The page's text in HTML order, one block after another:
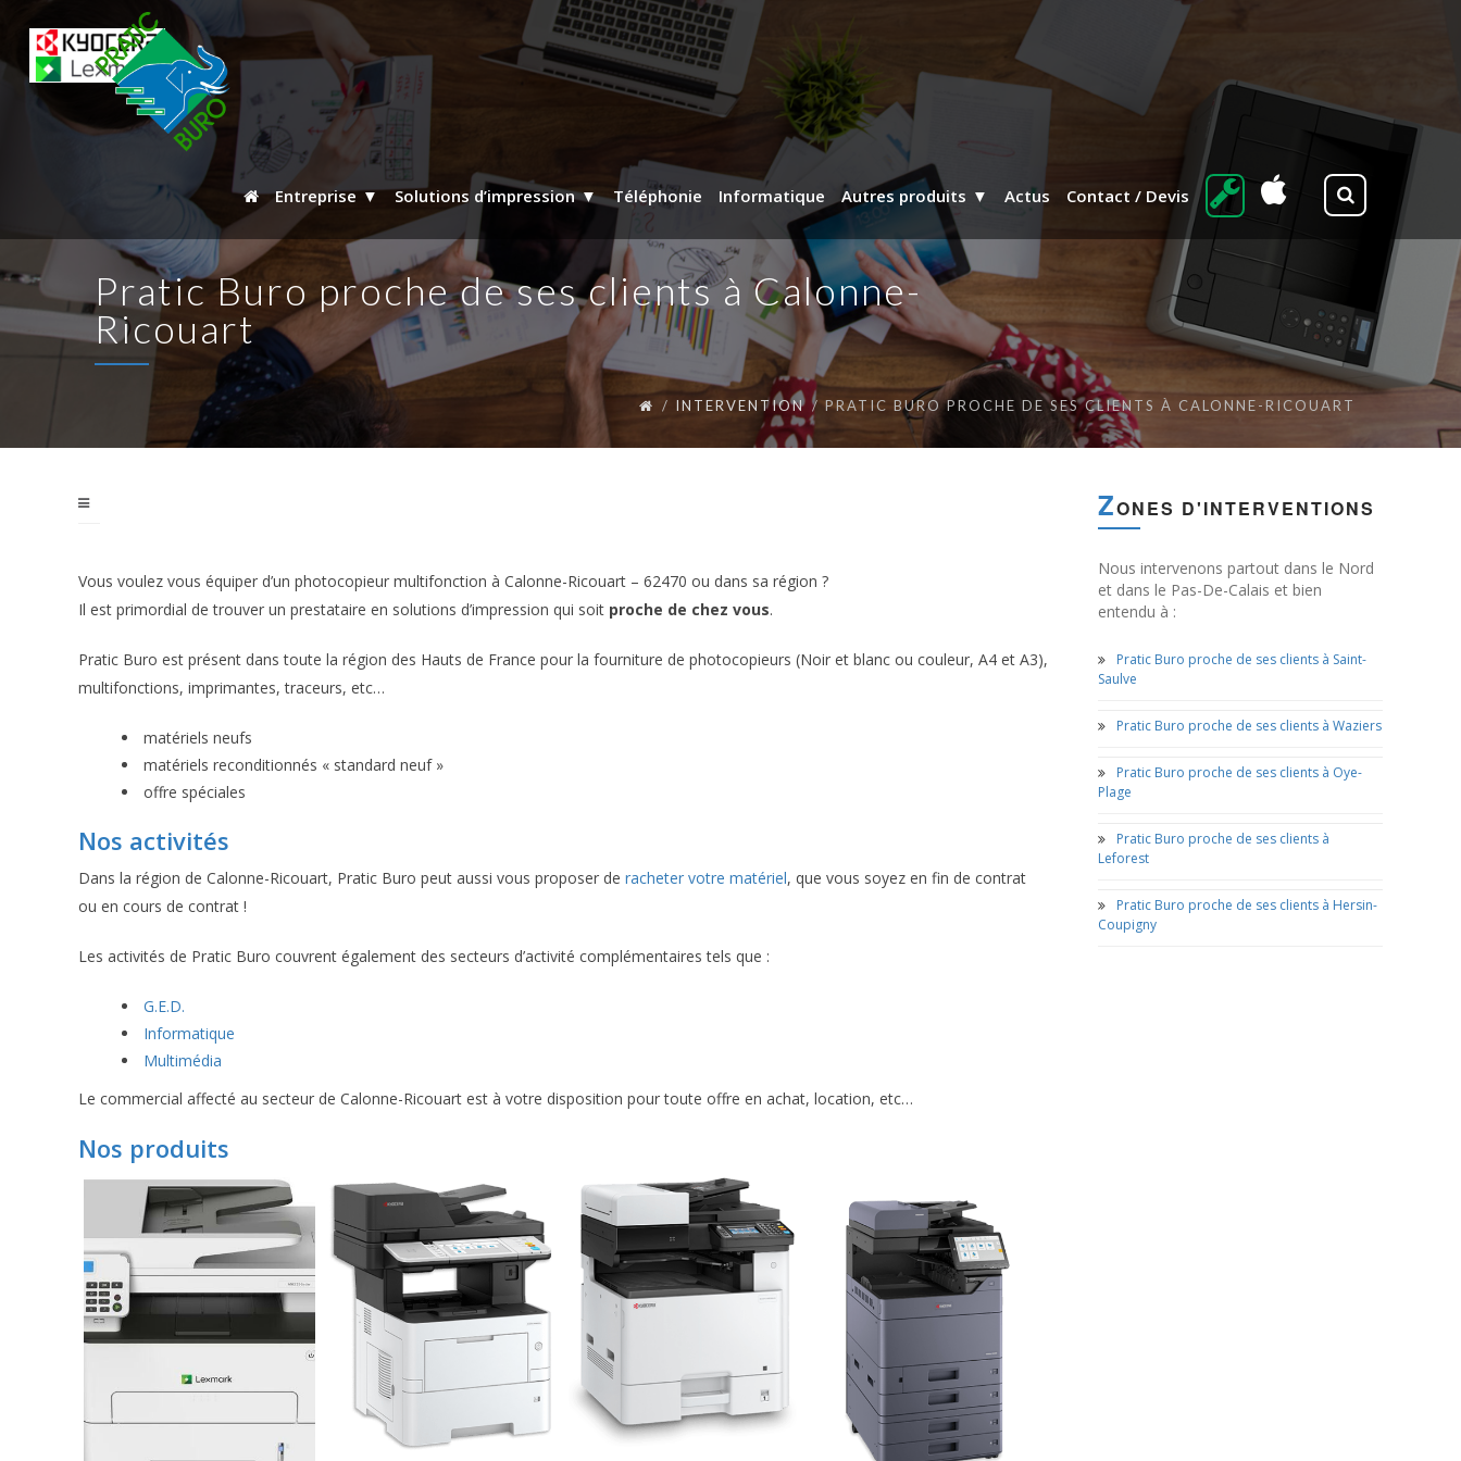
Entreprise Solutions d’impression Téléphonie Informatique Autres produits Actus Contact / Devis
Pratic Buro proche de ses clients à Calonne-
Ricouart
INTERVENTION PRATIC BURO PROCHE DE SES CLIENTS À CALONNE-RICOUART
Vous voulez vous équiper d’un photocopieur multifonction à Calonne-Ricouart – 62470 ou dans sa région ?
Il est primordial de trouver un prestataire en solutions d’impression qui soit proche de chez vous.
Pratic Buro est présent dans toute la région des Hauts de France pour la fourniture de photocopieurs (Noir et blanc ou couleur, A4 et A3),
multifonctions, imprimantes, traceurs, etc…
matériels neufs
matériels reconditionnés « standard neuf »
offre spéciales
Nos activités
Dans la région de Calonne-Ricouart, Pratic Buro peut aussi vous proposer de racheter votre matériel, que vous soyez en fin de contrat
ou en cours de contrat !
Les activités de Pratic Buro couvrent également des secteurs d’activité complémentaires tels que :
G.E.D.
Informatique
Multimédia
Le commercial affecté au secteur de Calonne-Ricouart est à votre disposition pour toute offre en achat, location, etc…
Nos produits
ZONES D'INTERVENTIONS
Nous intervenons partout dans le Nord
et dans le Pas-De-Calais et bien
entendu à :
Pratic Buro proche de ses clients à Saint-
Saulve
Pratic Buro proche de ses clients à Waziers
Pratic Buro proche de ses clients à Oye-
Plage
Pratic Buro proche de ses clients à
Leforest
Pratic Buro proche de ses clients à Hersin-
Coupigny